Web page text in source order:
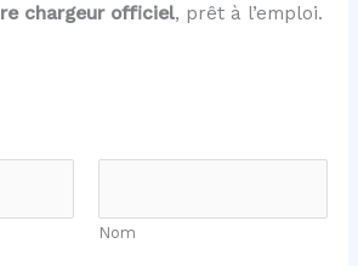
chargeur officiel, prêt à l’emploi.
Nom